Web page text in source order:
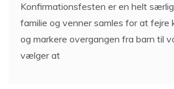
Konfirmationsfesten er en helt
familie og venner samles for at fejre
og markere overgangen fra barn til
vælger at